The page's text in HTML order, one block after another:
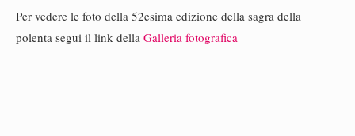
Per vedere le foto della 52esima edizione della sagra della
polenta segui il link della Galleria fotografica